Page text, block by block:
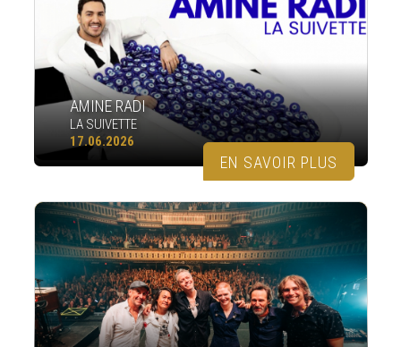
AMINE RADI
LA SUIVETTE
17.06.2026
EN SAVOIR PLUS